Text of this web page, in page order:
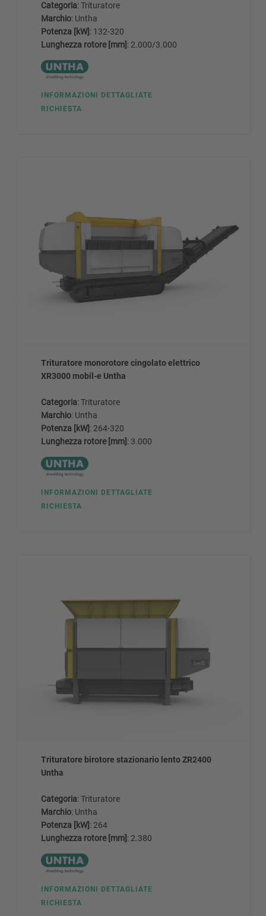
Categoria: Trituratore
Marchio: Untha
Potenza [kW]: 132-320
Lunghezza rotore [mm]: 2.000/3.000
INFORMAZIONI DETTAGLIATE
RICHIESTA
Trituratore monorotore cingolato elettrico
XR3000 mobil-e Untha
Categoria: Trituratore
Marchio: Untha
Potenza [kW]: 264-320
Lunghezza rotore [mm]: 3.000
INFORMAZIONI DETTAGLIATE
RICHIESTA
Trituratore birotore stazionario lento ZR2400
Untha
Categoria: Trituratore
Marchio: Untha
Potenza [kW]: 264
Lunghezza rotore [mm]: 2.380
INFORMAZIONI DETTAGLIATE
RICHIESTA